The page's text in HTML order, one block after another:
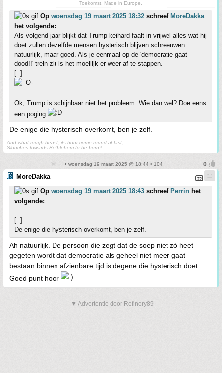
Toekomst. Made in Europe.
Op woensdag 19 maart 2025 18:32 schreef MoreDakka
het volgende:
Als volgend jaar blijkt dat Trump keihard faalt in vrijwel alles wat hij
doet zullen dezelfde mensen hysterisch blijven schreeuwen
natuurlijk, maar goed. Als je eenmaal op de 'democratie gaat
dood!!' trein zit is het moeilijk er weer af te stappen.
[..]
Ok, Trump is schijnbaar niet het probleem. Wie dan wel? Doe eens
een poging
De enige die hysterisch overkomt, ben je zelf.
And what rough beast, its hour come round at last,
Slouches towards Bethlehem to be born?
• woensdag 19 maart 2025 @ 18:44 • 104
MoreDakka
Op woensdag 19 maart 2025 18:43 schreef Perrin het
volgende:
[..]
De enige die hysterisch overkomt, ben je zelf.
Ah natuurlijk. De persoon die zegt dat de soep niet zó heet
gegeten wordt dat democratie als geheel niet meer gaat
bestaan binnen afzienbare tijd is degene die hysterisch doet.
Goed punt hoor
▼ Advertentie door Refinery89